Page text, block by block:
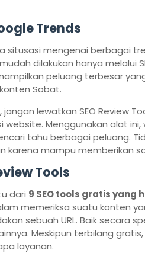
Trends
situsasi mengenai berbagai
dilakukan hanya melalui
peluang terbesar
Sobat.
jangan lewatkan SEO Review
website. Menggunakan alat
tahu berbagai peluang.
karena mampu memberikan
Tools
dari 9 SEO tools gratis yang
memeriksa suatu konten
sebuah URL. Baik secara
Meskipun terbilang
layanan.